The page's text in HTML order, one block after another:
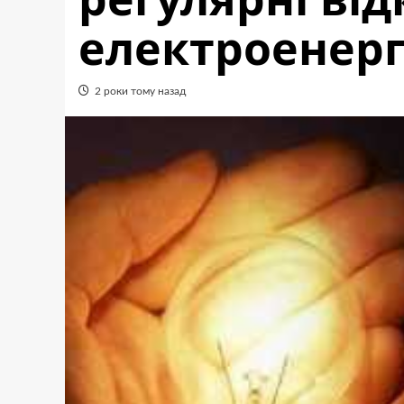
2 роки тому назад